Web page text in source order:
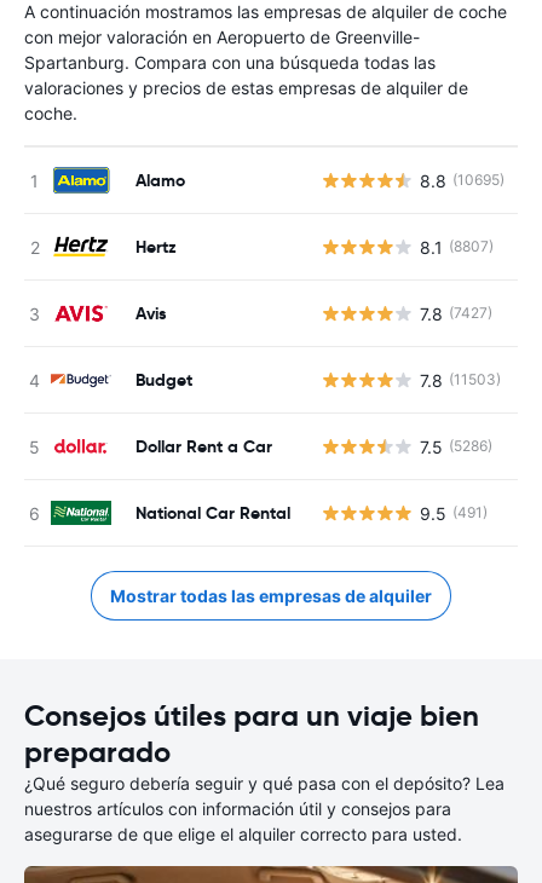
A continuación mostramos las empresas de alquiler de coche
con mejor valoración en Aeropuerto de Greenville-
Spartanburg. Compara con una búsqueda todas las
valoraciones y precios de estas empresas de alquiler de
coche.
Alamo 8.8 (10695)
Hertz 8.1 (8807)
Avis 7.8 (7427)
Budget 7.8 (11503)
Dollar Rent a Car 7.5 (5286)
National Car Rental 9.5 (491)
Mostrar todas las empresas de alquiler
Consejos útiles para un viaje bien
preparado
¿Qué seguro debería seguir y qué pasa con el depósito? Lea
nuestros artículos con información útil y consejos para
asegurarse de que elige el alquiler correcto para usted.